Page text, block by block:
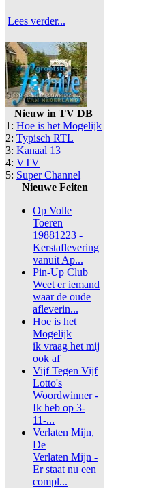
Lees verder...
Nieuw in TV DB
1: Hoe is het Mogelijk
2: Typisch RTL
3: Kanaal 13
4: VTV
5: Super Channel
Nieuwe Feiten
Op Volle
Toeren
19881223 -
Kerstaflevering
vanuit Ap...
Pin-Up Club
Weet er iemand
waar de oude
afleverin...
Hoe is het
Mogelijk
ik vraag het mij
ook af
Vijf Tegen Vijf
Lotto's
Woordwinner -
Ik heb op 3-
11-...
Verlaten Mijn,
De
Verlaten Mijn -
Er staat nu een
compl...